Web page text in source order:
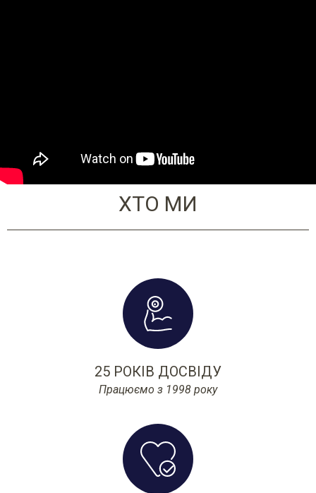
ХТО МИ
25 РОКІВ ДОСВІДУ
Працюємо з 1998 року